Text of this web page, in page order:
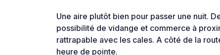
Une aire plutôt bien pour passer une nuit.
possibilité de vidange et commerce à
rattrapable avec les cales. A côté de la
heure de pointe.